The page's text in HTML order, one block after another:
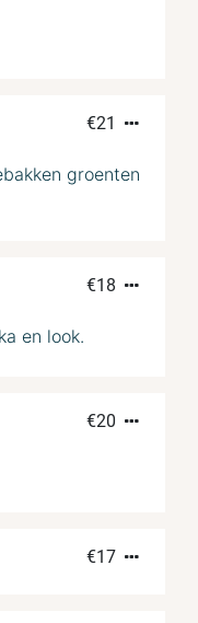
€21
groenten
€18
en look.
€20
€17